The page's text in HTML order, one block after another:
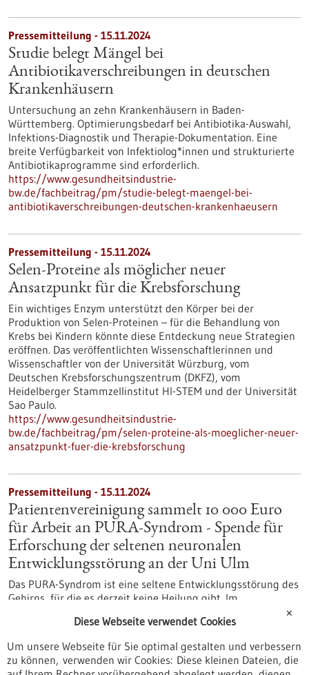
Pressemitteilung - 15.11.2024
Studie belegt Mängel bei
Antibiotikaverschreibungen in deutschen
Krankenhäusern
Untersuchung an zehn Krankenhäusern in Baden-
Württemberg. Optimierungsbedarf bei Antibiotika-Auswahl,
Infektions-Diagnostik und Therapie-Dokumentation. Eine
breite Verfügbarkeit von Infektiolog*innen und strukturierte
Antibiotikaprogramme sind erforderlich.
https://www.gesundheitsindustrie-
bw.de/fachbeitrag/pm/studie-belegt-maengel-bei-
antibiotikaverschreibungen-deutschen-krankenhaeusern
Pressemitteilung - 15.11.2024
Selen-Proteine als möglicher neuer
Ansatzpunkt für die Krebsforschung
Ein wichtiges Enzym unterstützt den Körper bei der
Produktion von Selen-Proteinen – für die Behandlung von
Krebs bei Kindern könnte diese Entdeckung neue Strategien
eröffnen. Das veröffentlichten Wissenschaftlerinnen und
Wissenschaftler von der Universität Würzburg, vom
Deutschen Krebsforschungszentrum (DKFZ), vom
Heidelberger Stammzellinstitut HI-STEM und der Universität
Sao Paulo.
https://www.gesundheitsindustrie-
bw.de/fachbeitrag/pm/selen-proteine-als-moeglicher-neuer-
ansatzpunkt-fuer-die-krebsforschung
Pressemitteilung - 15.11.2024
Patientenvereinigung sammelt 10 000 Euro
für Arbeit an PURA-Syndrom - Spende für
Erforschung der seltenen neuronalen
Entwicklungsstörung an der Uni Ulm
Das PURA-Syndrom ist eine seltene Entwicklungsstörung des
Gehirns, für die es derzeit keine Heilung gibt. Im
Syndrome Deutschland gegründet. Mit großem Engagement
haben die betroffenen Familien seitdem Spenden gesammelt
– und entschieden, den Großteil dieses Geldes für die
Erforschung des Syndroms an der Uni Ulm zu spenden.
✕
Diese Webseite verwendet Cookies
Um unsere Webseite für Sie optimal gestalten und verbessern
zu können, verwenden wir Cookies: Diese kleinen Dateien, die